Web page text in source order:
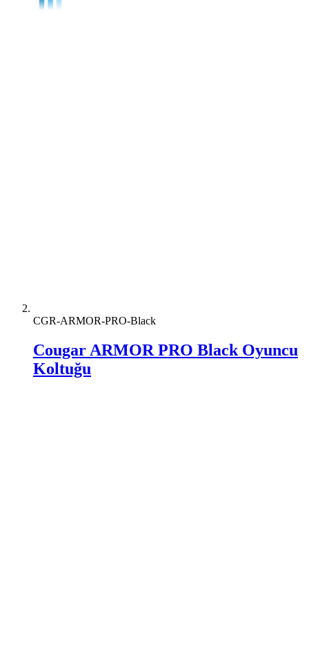
CGR-ARMOR-PRO-Black
Cougar ARMOR PRO Black Oyuncu
Koltuğu